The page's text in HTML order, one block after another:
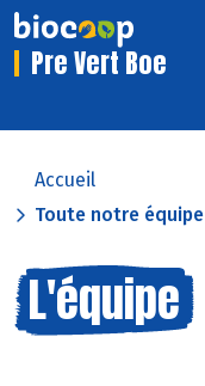
Pre Vert Boe
Accueil
Toute notre équipe
L'équipe